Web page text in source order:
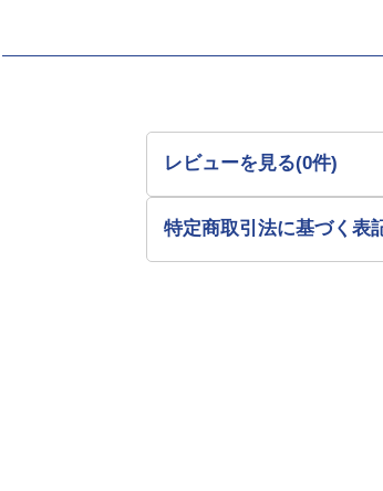
レビューを見る(0件)
特定商取引法に基づく表